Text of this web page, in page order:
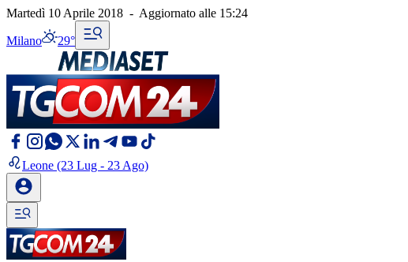
Martedì 10 Aprile 2018 - Aggiornato alle 15:24
Milano 29°
Leone (23 Lug - 23 Ago)